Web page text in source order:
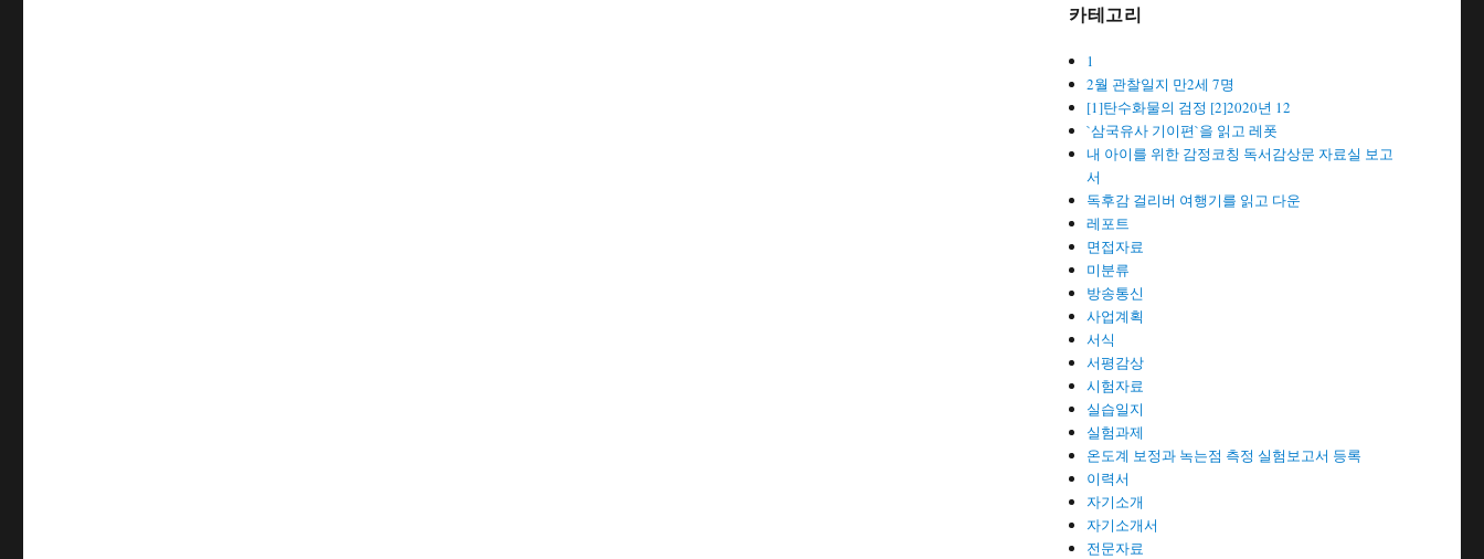
카테고리
1
2월 관찰일지 만2세 7명
[1]탄수화물의 검정 [2]2020년 12
`삼국유사 기이편`을 읽고 레폿
내 아이를 위한 감정코칭 독서감상문 자료실 보고
서
독후감 걸리버 여행기를 읽고 다운
레포트
면접자료
미분류
방송통신
사업계획
서식
서평감상
시험자료
실습일지
실험과제
온도계 보정과 녹는점 측정 실험보고서 등록
이력서
자기소개
자기소개서
전문자료